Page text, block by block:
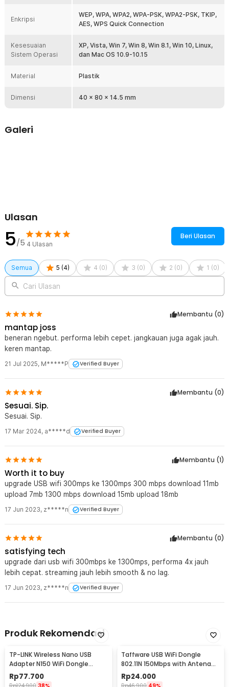
Rincian yang Anda dapatkan untuk pembelian produk ini:
1 x ICANING USB WiFi Transmitter Dongle Adaptor 802.11ac
1 x CD Driver
Enkripsi
WEP, WPA, WPA2, WPA-PSK, WPA2-PSK, TKIP,
AES, WPS Quick Connection
Kesesuaian
Sistem Operasi
XP, Vista, Win 7, Win 8, Win 8.1, Win 10, Linux,
dan Mac OS 10.9-10.15
Material Plastik
Dimensi 40 x 80 x 14.5 mm
Galeri
Ulasan
5/5 4 Ulasan
Beri Ulasan
Semua 5 (4) 4 (0) 3 (0) 2 (0) 1 (0)
Cari Ulasan
Membantu (0)
mantap joss
beneran ngebut. performa lebih cepet. jangkauan juga agak jauh.
keren mantap.
21 Jul 2025, M*****P Verified Buyer
Membantu (0)
Sesuai. Sip.
Sesuai. Sip.
17 Mar 2024, a*****d Verified Buyer
Membantu (1)
Worth it to buy
upgrade USB wifi 300mps ke 1300mps 300 mbps download 11mb
upload 7mb 1300 mbps download 15mb upload 18mb
17 Jun 2023, z*****n Verified Buyer
Membantu (0)
satisfying tech
upgrade dari usb wifi 300mbps ke 1300mps, performa 4x jauh
lebih cepat. streaming jauh lebih smooth & no lag.
17 Jun 2023, z*****n Verified Buyer
Produk Rekomendasi
TP-LINK Wireless Nano USB
Adapter N150 WiFi Dongle
150Mbps - TL-WN725N
Rp77.700
Taffware USB WiFi Dongle
802.11N 150Mbps with Antena
5dBi Realtek 8188
Rp24.000